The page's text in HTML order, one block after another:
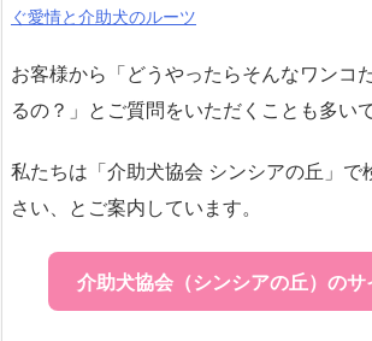
ぐ愛情と介助犬のルーツ
お客様から「どうやったらそんなワンコ
るの？」とご質問をいただくことも多いで
私たちは「介助犬協会 シンシアの丘」で
さい、とご案内しています。
介助犬協会（シンシアの丘）のサ